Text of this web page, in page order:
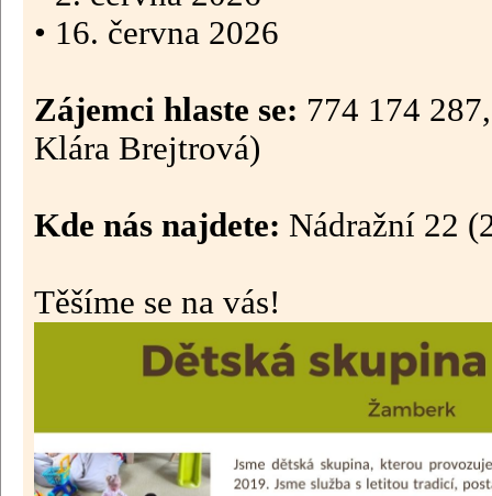
• 16. června 2026
Zájemci hlaste se: 774 174
Klára Brejtrová)
Kde nás najdete: Nádražní 22
Těšíme se na vás!